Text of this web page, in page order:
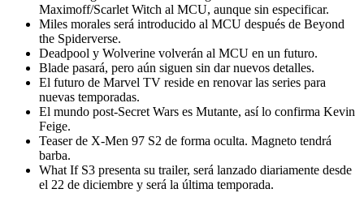
Maximoff/Scarlet Witch al MCU, aunque sin especificar.
Miles morales será introducido al MCU después de Beyond
the Spiderverse.
Deadpool y Wolverine volverán al MCU en un futuro.
Blade pasará, pero aún siguen sin dar nuevos detalles.
El futuro de Marvel TV reside en renovar las series para
nuevas temporadas.
El mundo post-Secret Wars es Mutante, así lo confirma Kevin
Feige.
Teaser de X-Men 97 S2 de forma oculta. Magneto tendrá
barba.
What If S3 presenta su trailer, será lanzado diariamente desde
el 22 de diciembre y será la última temporada.